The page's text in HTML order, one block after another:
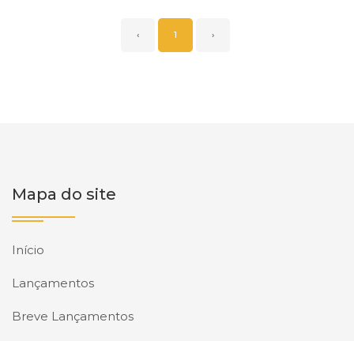
‹ 1 ›
Mapa do site
Início
Lançamentos
Breve Lançamentos